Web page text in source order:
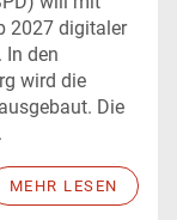
2027 digitaler
In den
wird die
Die
MEHR LESEN